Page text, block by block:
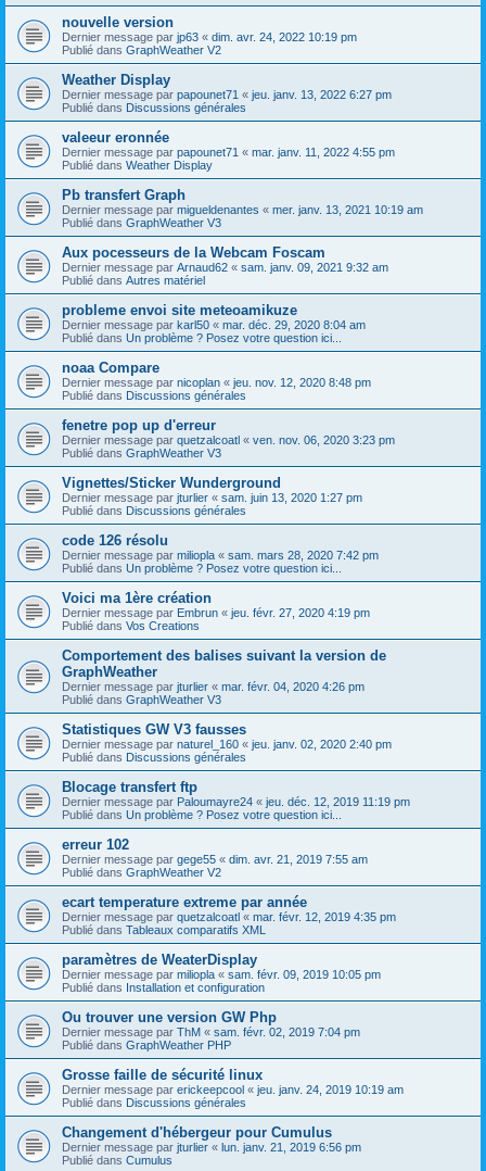
nouvelle version
Dernier message par jp63 « dim. avr. 24, 2022 10:19 pm
Publié dans GraphWeather V2
Weather Display
Dernier message par papounet71 « jeu. janv. 13, 2022 6:27 pm
Publié dans Discussions générales
valeeur eronnée
Dernier message par papounet71 « mar. janv. 11, 2022 4:55 pm
Publié dans Weather Display
Pb transfert Graph
Dernier message par migueldenantes « mer. janv. 13, 2021 10:19 am
Publié dans GraphWeather V3
Aux pocesseurs de la Webcam Foscam
Dernier message par Arnaud62 « sam. janv. 09, 2021 9:32 am
Publié dans Autres matériel
probleme envoi site meteoamikuze
Dernier message par karl50 « mar. déc. 29, 2020 8:04 am
Publié dans Un problème ? Posez votre question ici...
noaa Compare
Dernier message par nicoplan « jeu. nov. 12, 2020 8:48 pm
Publié dans Discussions générales
fenetre pop up d'erreur
Dernier message par quetzalcoatl « ven. nov. 06, 2020 3:23 pm
Publié dans GraphWeather V3
Vignettes/Sticker Wunderground
Dernier message par jturlier « sam. juin 13, 2020 1:27 pm
Publié dans Discussions générales
code 126 résolu
Dernier message par miliopla « sam. mars 28, 2020 7:42 pm
Publié dans Un problème ? Posez votre question ici...
Voici ma 1ère création
Dernier message par Embrun « jeu. févr. 27, 2020 4:19 pm
Publié dans Vos Creations
Comportement des balises suivant la version de
GraphWeather
Dernier message par jturlier « mar. févr. 04, 2020 4:26 pm
Publié dans GraphWeather V3
Statistiques GW V3 fausses
Dernier message par naturel_160 « jeu. janv. 02, 2020 2:40 pm
Publié dans Discussions générales
Blocage transfert ftp
Dernier message par Paloumayre24 « jeu. déc. 12, 2019 11:19 pm
Publié dans Un problème ? Posez votre question ici...
erreur 102
Dernier message par gege55 « dim. avr. 21, 2019 7:55 am
Publié dans GraphWeather V2
ecart temperature extreme par année
Dernier message par quetzalcoatl « mar. févr. 12, 2019 4:35 pm
Publié dans Tableaux comparatifs XML
paramètres de WeaterDisplay
Dernier message par miliopla « sam. févr. 09, 2019 10:05 pm
Publié dans Installation et configuration
Ou trouver une version GW Php
Dernier message par ThM « sam. févr. 02, 2019 7:04 pm
Publié dans GraphWeather PHP
Grosse faille de sécurité linux
Dernier message par erickeepcool « jeu. janv. 24, 2019 10:19 am
Publié dans Discussions générales
Changement d'hébergeur pour Cumulus
Dernier message par jturlier « lun. janv. 21, 2019 6:56 pm
Publié dans Cumulus